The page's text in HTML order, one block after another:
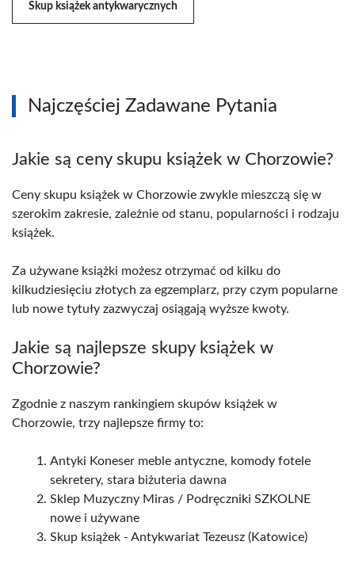
Skup książek antykwarycznych
Najczęściej Zadawane Pytania
Jakie są ceny skupu książek w Chorzowie?
Ceny skupu książek w Chorzowie zwykle mieszczą się w
szerokim zakresie, zależnie od stanu, popularności i rodzaju
książek.
Za używane książki możesz otrzymać od kilku do
kilkudziesięciu złotych za egzemplarz, przy czym popularne
lub nowe tytuły zazwyczaj osiągają wyższe kwoty.
Jakie są najlepsze skupy książek w
Chorzowie?
Zgodnie z naszym rankingiem skupów książek w
Chorzowie, trzy najlepsze firmy to:
Antyki Koneser meble antyczne, komody fotele
sekretery, stara biżuteria dawna
Sklep Muzyczny Miras / Podręczniki SZKOLNE
nowe i używane
Skup książek - Antykwariat Tezeusz (Katowice)